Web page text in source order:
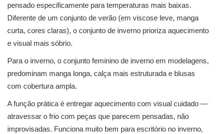
pensado especificamente para temperaturas mais baixas.
Diferente de um conjunto de verão (em viscose leve, manga
curta, cores claras), o conjunto de inverno prioriza aquecimento
e visual mais sóbrio.
Para o inverno, o conjunto feminino de inverno em modelagens,
predominam manga longa, calça mais estruturada e blusas
com cobertura ampla.
A função prática é entregar aquecimento com visual cuidado —
atravessar o frio com peças que parecem pensadas, não
improvisadas. Funciona muito bem para escritório no inverno,